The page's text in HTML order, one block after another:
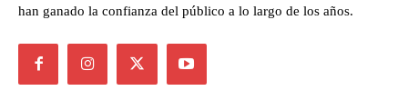
han ganado la confianza del público a lo largo de los años.